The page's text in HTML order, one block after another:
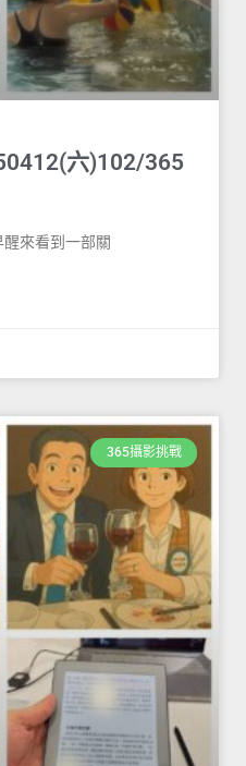
六)102/365
來看到一部關
365攝影挑戰